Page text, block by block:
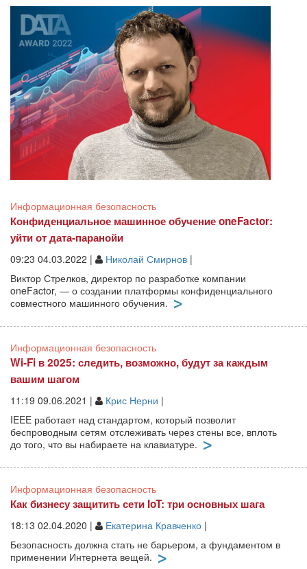
Информационная безопасность
Конфиденциальное машинное обучение oneFactor:
уйти от дата-паранойи
09:23 04.03.2022 | Николай Смирнов |
Виктор Стрелков, директор по разработке компании
oneFactor, — о создании платформы конфиденциального
совместного машинного обучения.
Информационная безопасность
Wi-Fi в 2025: следить, возможно, будут за каждым
вашим шагом
11:19 09.06.2021 | Крис Нерни |
IEEE работает над стандартом, который позволит
беспроводным сетям отслеживать через стены все, вплоть
до того, что вы набираете на клавиатуре.
Информационная безопасность
Как бизнесу защитить сети IoT: три основных шага
18:13 02.04.2020 | Екатерина Кравченко |
Безопасность должна стать не барьером, а фундаментом в
применении Интернета вещей.